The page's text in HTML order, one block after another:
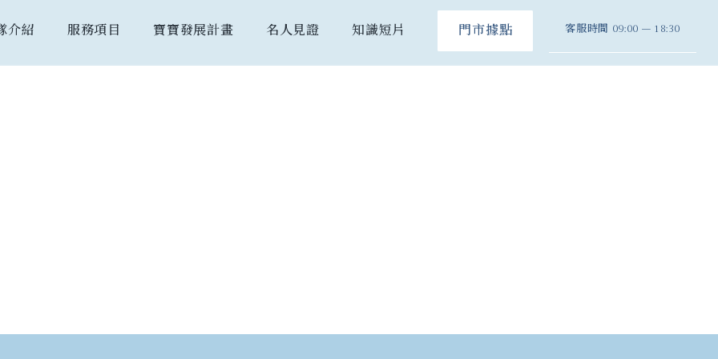
介紹 服務項目 寶寶發展計畫 名人見證 知識短片 門市據點 客服時間 09:00 – 18:30